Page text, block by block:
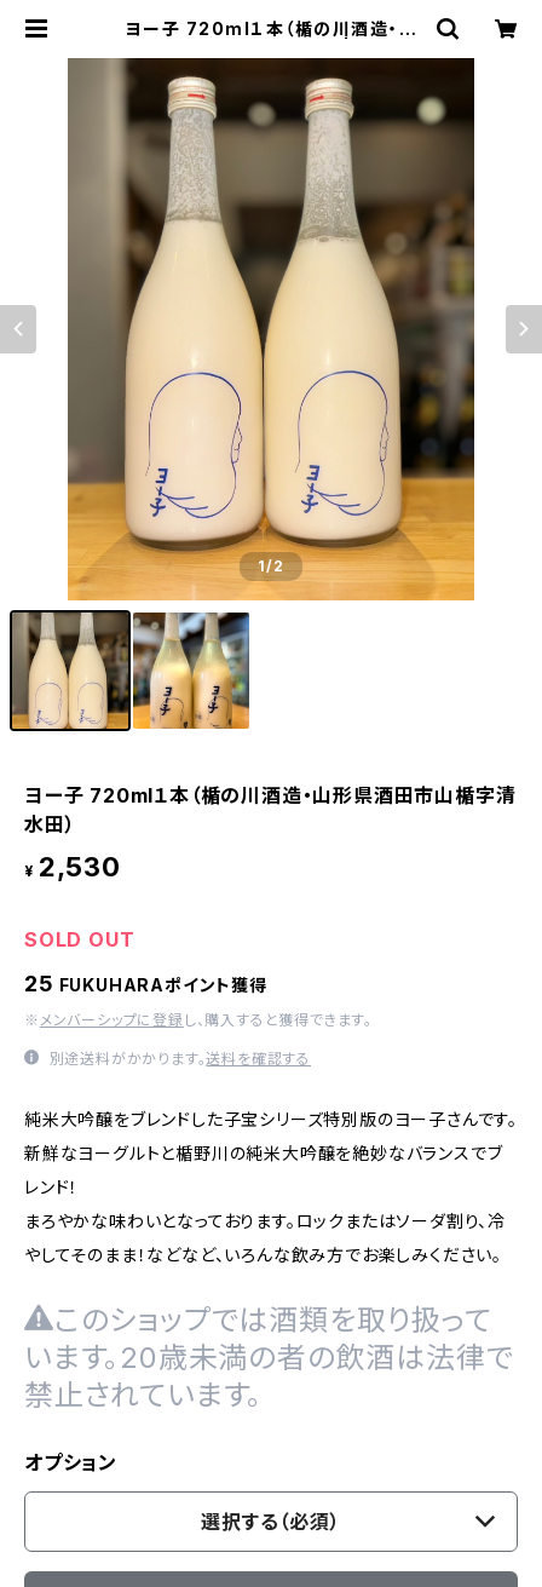
ヨー子 720ml１本（楯の川酒造・山
の日本酒・限定酒を全国通販
1/2
ヨー子 720ml１本（楯の川酒造・山形県酒田市山楯字清
水田）
¥ 2,530
SOLD OUT
25 FUKUHARAポイント獲得
※ メンバーシップに登録 し、購入すると獲得できます。
別途送料がかかります。送料を確認する
純米大吟醸をブレンドした子宝シリーズ特別版のヨー子さんです。
新鮮なヨーグルトと楯野川の純米大吟醸を絶妙なバランスでブ
レンド！
まろやかな味わいとなっております。ロックまたはソーダ割り、冷
やしてそのまま！などなど、いろんな飲み方でお楽しみください。
このショップでは酒類を取り扱って
います。20歳未満の者の飲酒は法律で
禁止されています。
オプション
選択する（必須）